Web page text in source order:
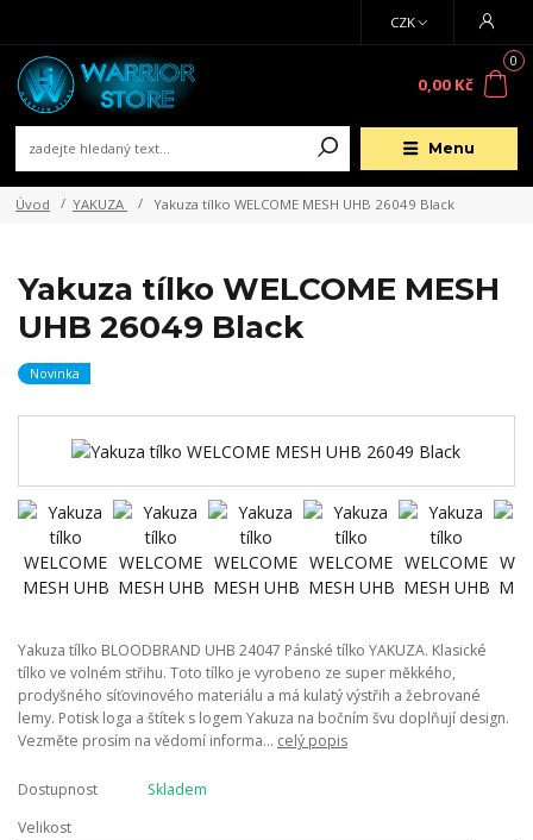
Menu
CZK
0
0,00 Kč
Úvod YAKUZA Yakuza tílko WELCOME MESH UHB 26049 Black
Yakuza tílko WELCOME MESH
UHB 26049 Black
Novinka
Yakuza tílko BLOODBRAND UHB 24047 Pánské tílko YAKUZA. Klasické
tílko ve volném střihu. Toto tílko je vyrobeno ze super měkkého,
prodyšného síťovinového materiálu a má kulatý výstřih a žebrované
lemy. Potisk loga a štítek s logem Yakuza na bočním švu doplňují design.
Vezměte prosím na vědomí informa... celý popis
Dostupnost
Skladem
Velikost